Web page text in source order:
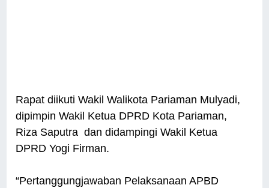
Rapat diikuti Wakil Walikota Pariaman Mulyadi,
dipimpin Wakil Ketua DPRD Kota Pariaman,
Riza Saputra dan didampingi Wakil Ketua
DPRD Yogi Firman.
“Pertanggungjawaban Pelaksanaan APBD